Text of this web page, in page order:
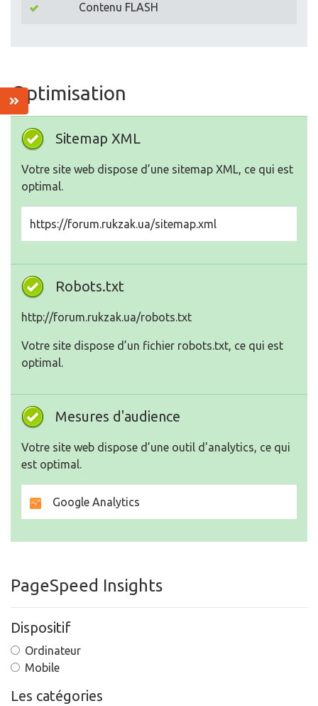
Contenu FLASH
Optimisation
Sitemap XML
Votre site web dispose d’une sitemap XML, ce qui est
optimal.
https://forum.rukzak.ua/sitemap.xml
Robots.txt
http://forum.rukzak.ua/robots.txt
Votre site dispose d’un fichier robots.txt, ce qui est
optimal.
Mesures d'audience
Votre site web dispose d’une outil d'analytics, ce qui
est optimal.
Google Analytics
PageSpeed Insights
Dispositif
Ordinateur
Mobile
Les catégories